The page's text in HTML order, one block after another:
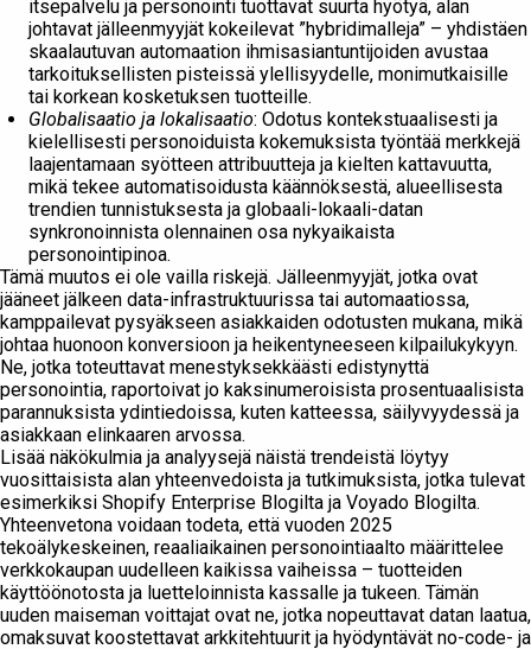
itsepalvelu ja personointi tuottavat suurta hyötyä, alan
johtavat jälleenmyyjät kokeilevat ”hybridimalleja” – yhdistäen
skaalautuvan automaation ihmisasiantuntijoiden avustaa
tarkoituksellisten pisteissä ylellisyydelle, monimutkaisille
tai korkean kosketuksen tuotteille.
Globalisaatio ja lokalisaatio: Odotus kontekstuaalisesti ja
kielellisesti personoiduista kokemuksista työntää merkkejä
laajentamaan syötteen attribuutteja ja kielten kattavuutta,
mikä tekee automatisoidusta käännöksestä, alueellisesta
trendien tunnistuksesta ja globaali-lokaali-datan
synkronoinnista olennainen osa nykyaikaista
personointipinoa.
Tämä muutos ei ole vailla riskejä. Jälleenmyyjät, jotka ovat
jääneet jälkeen data-infrastruktuurissa tai automaatiossa,
kamppailevat pysyäkseen asiakkaiden odotusten mukana, mikä
johtaa huonoon konversioon ja heikentyneeseen kilpailukykyyn.
Ne, jotka toteuttavat menestyksekkäästi edistynyttä
personointia, raportoivat jo kaksinumeroisista prosentuaalisista
parannuksista ydintiedoissa, kuten katteessa, säilyvyydessä ja
asiakkaan elinkaaren arvossa.
Lisää näkökulmia ja analyysejä näistä trendeistä löytyy
vuosittaisista alan yhteenvedoista ja tutkimuksista, jotka tulevat
esimerkiksi Shopify Enterprise Blogilta ja Voyado Blogilta.
Yhteenvetona voidaan todeta, että vuoden 2025
tekoälykeskeinen, reaaliaikainen personointiaalto määrittelee
verkkokaupan uudelleen kaikissa vaiheissa – tuotteiden
käyttöönotosta ja luetteloinnista kassalle ja tukeen. Tämän
uuden maiseman voittajat ovat ne, jotka nopeuttavat datan laatua,
omaksuvat koostettavat arkkitehtuurit ja hyödyntävät no-code- ja